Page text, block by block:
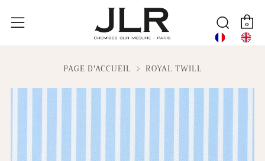
Menu
0
PAGE D'ACCUEIL ROYAL TWILL